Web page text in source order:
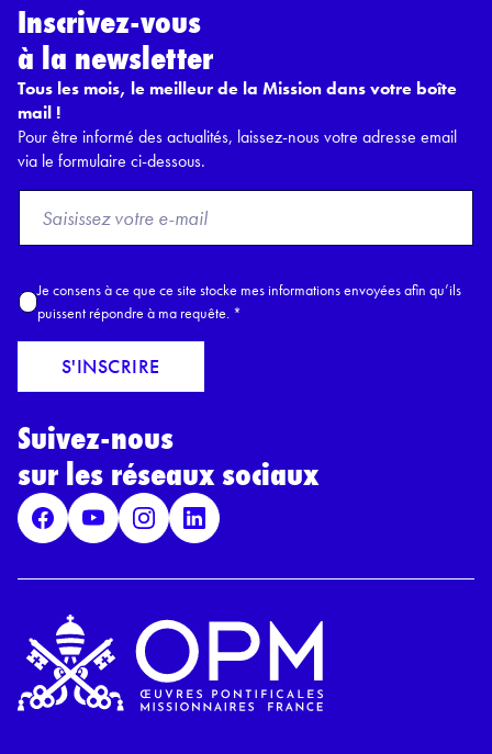
Inscrivez-vous
à la newsletter
Tous les mois, le meilleur de la Mission dans votre boîte
mail !
Pour être informé des actualités, laissez-nous votre adresse email
via le formulaire ci-dessous.
o
E
a
l
A
c
c
R
P
D
*
Je consens à ce que ce site stocke mes informations envoyées afin qu’ils
puissent répondre à ma requête. *
S'INSCRIRE
Suivez-nous
sur les réseaux sociaux